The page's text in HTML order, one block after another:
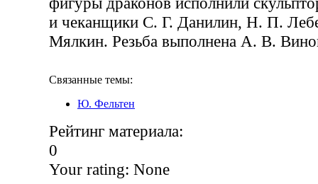
и чеканщики С. Г. Данилин, Н. П.
Мялкин. Резьба выполнена А. В.
Связанные темы:
Ю. Фельтен
Рейтинг материала:
0
Your rating: None